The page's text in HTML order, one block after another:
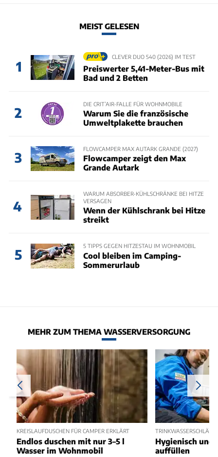
MEIST GELESEN
1
CLEVER DUO 540 (2026) IM TEST
Preiswerter 5,41-Meter-Bus mit
Bad und 2 Betten
2
DIE CRIT’AIR-FALLE FÜR WOHNMOBILE
Warum Sie die französische
Umweltplakette brauchen
3
FLOWCAMPER MAX AUTARK GRANDE (2027)
Flowcamper zeigt den Max
Grande Autark
4
WARUM ABSORBER-KÜHLSCHRÄNKE BEI HITZE
VERSAGEN
Wenn der Kühlschrank bei Hitze
streikt
5
5 TIPPS GEGEN HITZESTAU IM WOHNMOBIL
Cool bleiben im Camping-
Sommerurlaub
MEHR ZUM THEMA WASSERVERSORGUNG
KREISLAUFDUSCHEN FÜR CAMPER ERKLÄRT
Endlos duschen mit nur 3–5 l
Wasser im Wohnmobil
Hygienisch und
auffüllen